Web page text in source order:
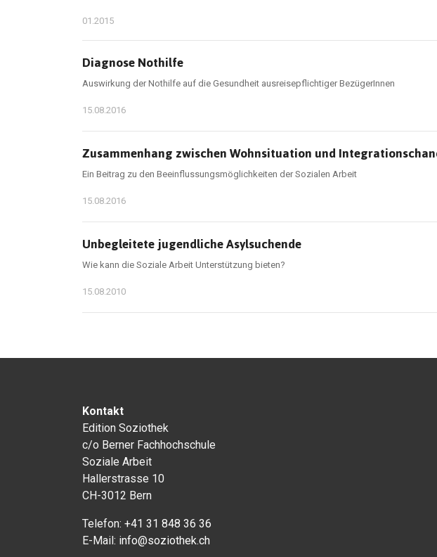
01.2015
Diagnose Nothilfe
Auswirkung der Nothilfe auf die Gesundheit ausreisepflichtiger BezügerInnen
15.08.2016
Zusammenhang zwischen Wohnsituation und
Ein Beitrag zu den Beeinflussungsmöglichkeiten der Sozialen Arbeit
15.08.2016
Unbegleitete jugendliche Asylsuchende
Wie kann die Soziale Arbeit Unterstützung bieten?
15.08.2010
Kontakt
Edition Soziothek
c/o Berner Fachhochschule
Soziale Arbeit
Hallerstrasse 10
CH-3012 Bern
Telefon: +41 31 848 36 36
E-Mail: info@soziothek.ch